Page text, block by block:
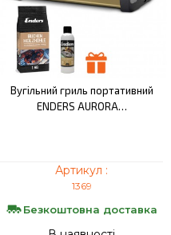
Вугільний гриль портативний
ENDERS AURORA…
Артикул :
1369
Безкоштовна доставка